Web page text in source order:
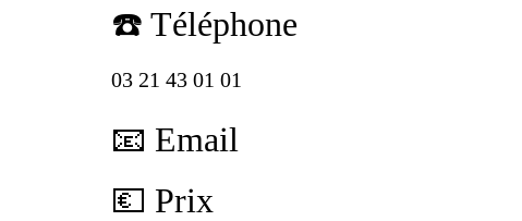
☎️ Téléphone
03 21 43 01 01
📧 Email
💶 Prix